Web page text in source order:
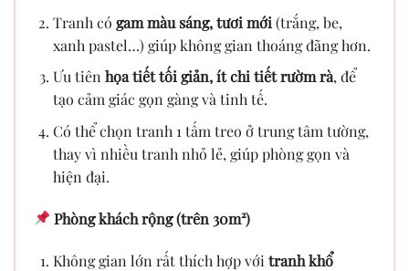
Tranh có gam màu sáng, tươi mới (trắng, be,
xanh pastel…) giúp không gian thoáng đãng hơn.
Ưu tiênhọa tiết tối giản, ít chi tiết rườm rà, để
tạo cảm giác gọn gàng và tinh tế.
Có thể chọn tranh 1 tấm treo ở trung tâm tường,
thay vì nhiều tranh nhỏ lẻ, giúp phòng gọn và
hiện đại.
Phòng khách rộng (trên 30m²)
Không gian lớn rất thích hợp với tranh khổ